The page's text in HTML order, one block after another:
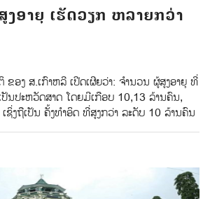
ອາຍຸ ເຮັດວຽກ ຫລາຍກວ່າ
ອງ ສ.ເກົາຫລີ ເປີດເຜີຍວ່າ: ຈໍານວນ ຜູ້ສູງອາຍຸ ທີ່
ປັນປະຫວັດສາດ ໂດຍມີເກືອບ 10,13 ລ້ານຄົນ,
ງຖືເປັນ ຄັ້ງທຳອິດ ທີ່ສູງກວ່າ ລະດັບ 10 ລ້ານຄົນ